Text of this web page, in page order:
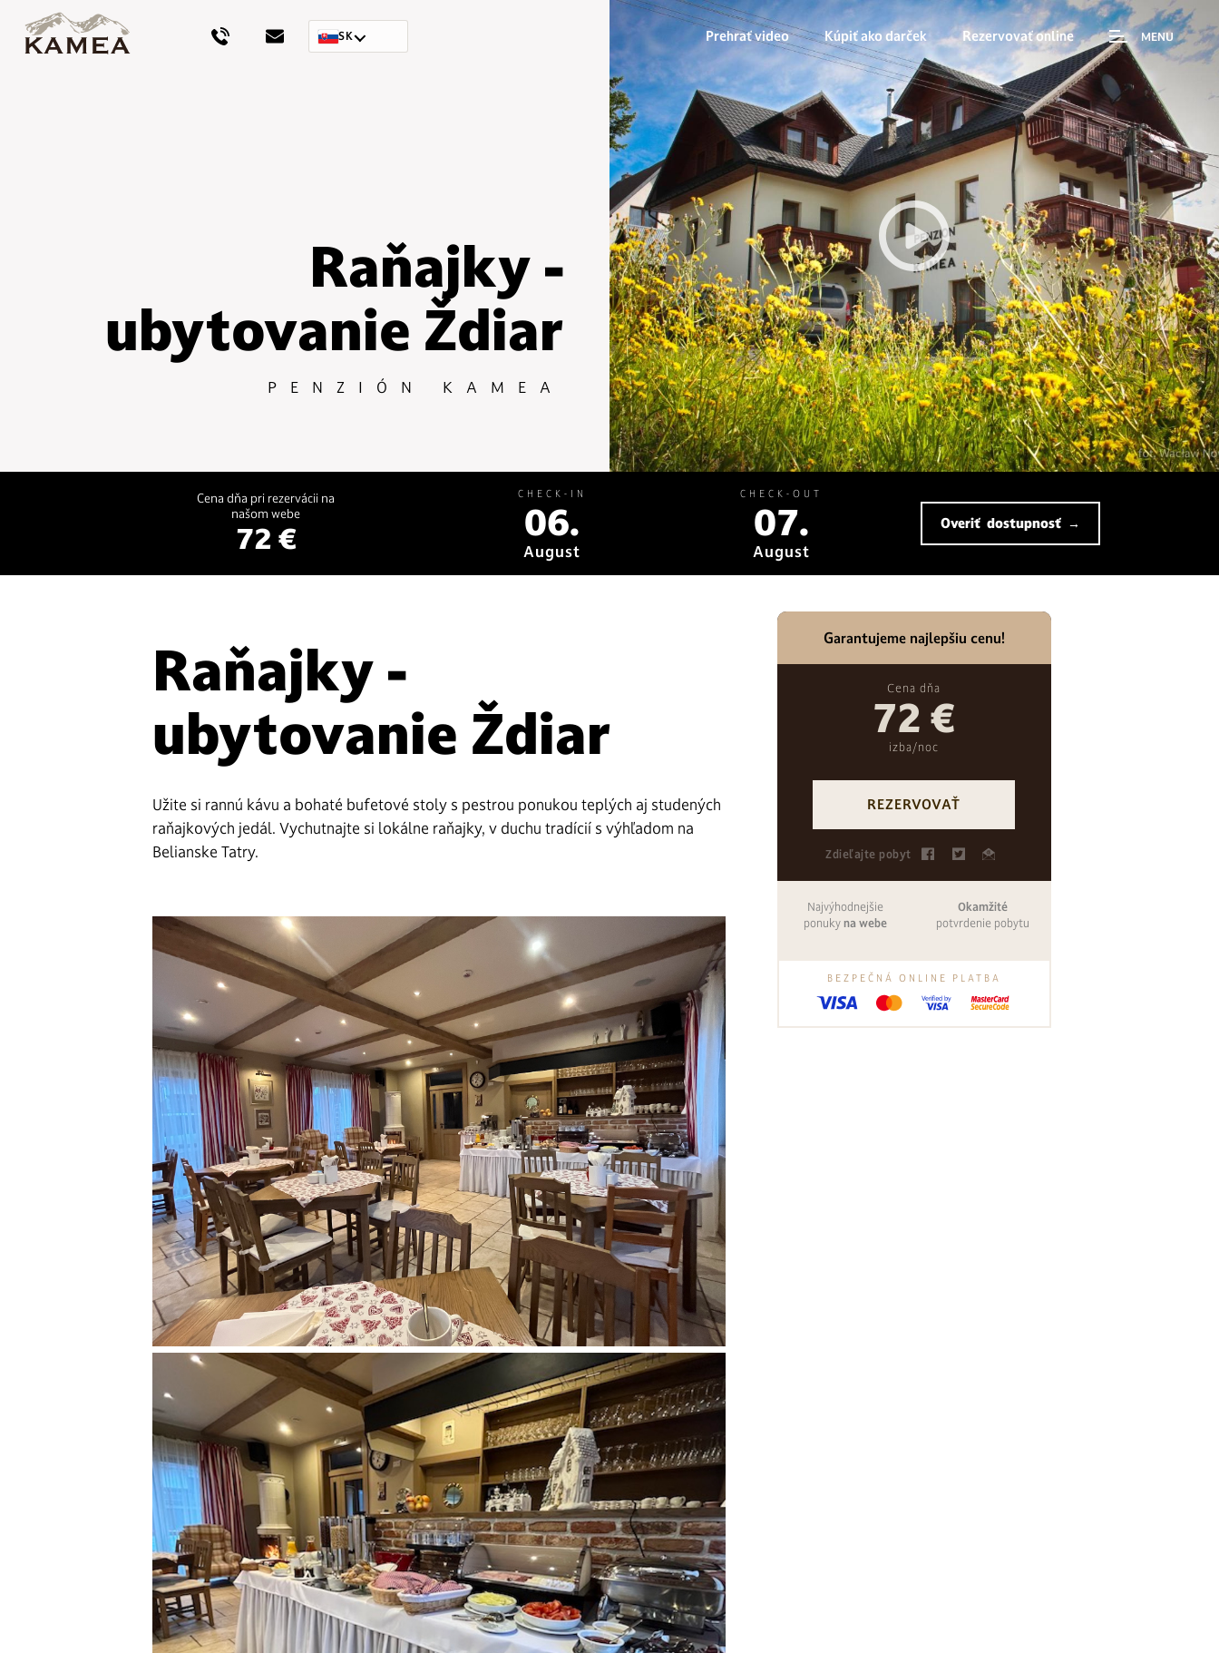
Prehrať video Kúpiť ako darček Rezervovať online MENU
SK
Raňajky -
ubytovanie Ždiar
PENZIÓN KAMEA
Cena dňa pri rezervácii na
našom webe
72 €
CHECK-IN
06.
August
CHECK-OUT
07.
August
Overiť dostupnosť →
Raňajky -
ubytovanie Ždiar
Užite si rannú kávu a bohaté bufetové stoly s pestrou ponukou teplých aj studených
raňajkových jedál. Vychutnajte si lokálne raňajky, v duchu tradícií s výhľadom na
Belianske Tatry.
Garantujeme najlepšiu cenu!
Cena dňa
72 €
izba/noc
REZERVOVAŤ
Zdieľajte pobyt
Najvýhodnejšie
ponukyna webe
Okamžité
potvrdenie pobytu
BEZPEČNÁ ONLINE PLATBA